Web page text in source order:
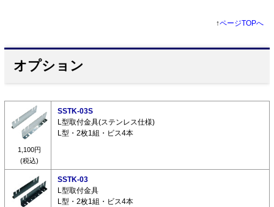
↑ページTOPへ
オプション
1,100円
(税込)
SSTK-03S
L型取付金具(ステンレス仕様)
L型・2枚1組・ビス4本
SSTK-03
L型取付金具
L型・2枚1組・ビス4本